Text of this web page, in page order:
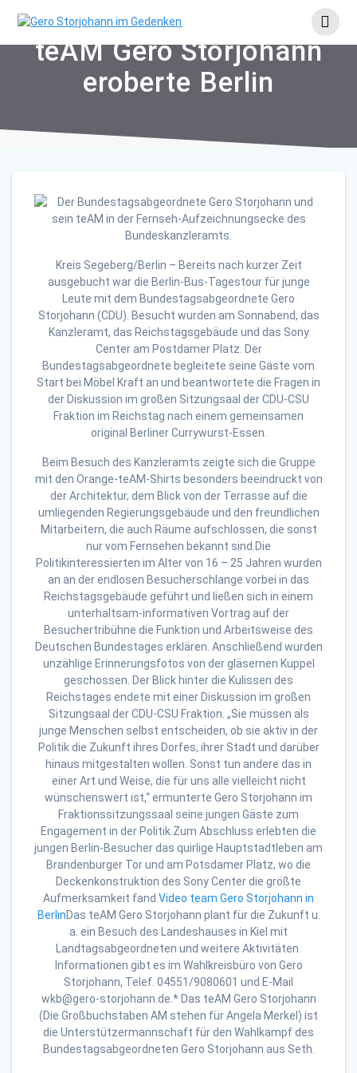
to
teAM Gero Storjohann
eroberte Berlin
Kreis Segeberg/Berlin – Bereits nach kurzer Zeit
ausgebucht war die Berlin-Bus-Tagestour für junge
Leute mit dem Bundestagsabgeordnete Gero
Storjohann (CDU). Besucht wurden am Sonnabend, das
Kanzleramt, das Reichstagsgebäude und das Sony
Center am Postdamer Platz. Der
Bundestagsabgeordnete begleitete seine Gäste vom
Start bei Möbel Kraft an und beantwortete die Fragen in
der Diskussion im großen Sitzungsaal der CDU-CSU
Fraktion im Reichstag nach einem gemeinsamen
original Berliner Currywurst-Essen.
Beim Besuch des Kanzleramts zeigte sich die Gruppe
mit den Orange-teAM-Shirts besonders beeindruckt von
der Architektur, dem Blick von der Terrasse auf die
umliegenden Regierungsgebäude und den freundlichen
Mitarbeitern, die auch Räume aufschlossen, die sonst
nur vom Fernsehen bekannt sind.Die
Politikinteressierten im Alter von 16 – 25 Jahren wurden
an an der endlosen Besucherschlange vorbei in das
Reichstagsgebäude geführt und ließen sich in einem
unterhaltsam-informativen Vortrag auf der
Besuchertribühne die Funktion und Arbeitsweise des
Deutschen Bundestages erklären. Anschließend wurden
unzählige Erinnerungsfotos von der gläsernen Kuppel
geschossen. Der Blick hinter die Kulissen des
Reichstages endete mit einer Diskussion im großen
Sitzungsaal der CDU-CSU Fraktion. „Sie müssen als
junge Menschen selbst entscheiden, ob sie aktiv in der
Politik die Zukunft ihres Dorfes, ihrer Stadt und darüber
hinaus mitgestalten wollen. Sonst tun andere das in
einer Art und Weise, die für uns alle vielleicht nicht
wünschenswert ist,“ ermunterte Gero Storjohann im
Fraktionssitzungssaal seine jungen Gäste zum
Engagement in der Politik.Zum Abschluss erlebten die
jungen Berlin-Besucher das quirlige Hauptstadtleben am
Brandenburger Tor und am Potsdamer Platz, wo die
Deckenkonstruktion des Sony Center die größte
Aufmerksamkeit fand. Video team Gero Storjohann in
BerlinDas teAM Gero Storjohann plant für die Zukunft u.
a. ein Besuch des Landeshauses in Kiel mit
Landtagsabgeordneten und weitere Aktivitäten.
Informationen gibt es im Wahlkreisbüro von Gero
Storjohann, Telef. 04551/9080601 und E-Mail
wkb@gero-storjohann.de.* Das teAM Gero Storjohann
(Die Großbuchstaben AM stehen für Angela Merkel) ist
die Unterstützermannschaft für den Wahlkampf des
Bundestagsabgeordneten Gero Storjohann aus Seth.